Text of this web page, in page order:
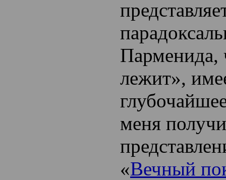
Парменида,
лежит»,
меня
«Вечный